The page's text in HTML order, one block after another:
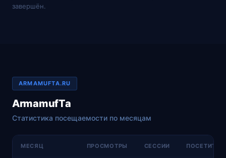
завершён.
ARMAMUFTA.RU
ArmamufTa
Статистика посещаемости по месяцам
МЕСЯЦ ПРОСМОТРЫ СЕССИИ